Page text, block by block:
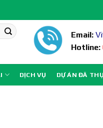
Email:
Hotline:
DỊCH VỤ DỰ ÁN ĐÃ